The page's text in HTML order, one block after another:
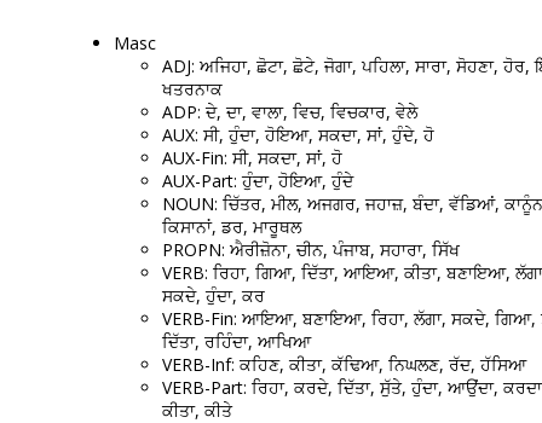
Masc
ADJ: ਅਜਿਹਾ, ਛੋਟਾ, ਛੋਟੇ, ਜੋਗਾ, ਪਹਿਲਾ, ਸਾਰਾ, ਸੋਹਣਾ, ਹੋਰ,
ਖਤਰਨਾਕ
ADP: ਦੇ, ਦਾ, ਵਾਲਾ, ਵਿਚ, ਵਿਚਕਾਰ, ਵੇਲੇ
AUX: ਸੀ, ਹੁੰਦਾ, ਹੋਇਆ, ਸਕਦਾ, ਸਾਂ, ਹੁੰਦੇ, ਹੋ
AUX-Fin: ਸੀ, ਸਕਦਾ, ਸਾਂ, ਹੋ
AUX-Part: ਹੁੰਦਾ, ਹੋਇਆ, ਹੁੰਦੇ
NOUN: ਚਿੱਤਰ, ਮੀਲ, ਅਜਗਰ, ਜਹਾਜ਼, ਬੰਦਾ, ਵੱਡਿਆਂ,
ਕਿਸਾਨਾਂ, ਡਰ, ਮਾਰੂਥਲ
PROPN: ਐਰੀਜ਼ੋਨਾ, ਚੀਨ, ਪੰਜਾਬ, ਸਹਾਰਾ, ਸਿੱਖ
VERB: ਰਿਹਾ, ਗਿਆ, ਦਿੱਤਾ, ਆਇਆ, ਕੀਤਾ, ਬਣਾਇਆ,
ਸਕਦੇ, ਹੁੰਦਾ, ਕਰ
VERB-Fin: ਆਇਆ, ਬਣਾਇਆ, ਰਿਹਾ, ਲੱਗਾ, ਸਕਦੇ, ਗਿਆ,
ਦਿੱਤਾ, ਰਹਿੰਦਾ, ਆਖਿਆ
VERB-Inf: ਕਹਿਣ, ਕੀਤਾ, ਕੱਢਿਆ, ਨਿਘਲਣ, ਰੱਦ, ਹੱਸਿਆ
VERB-Part: ਰਿਹਾ, ਕਰਦੇ, ਦਿੱਤਾ, ਸੁੱਤੇ, ਹੁੰਦਾ, ਆਉਂਦਾ,
ਕੀਤਾ, ਕੀਤੇ